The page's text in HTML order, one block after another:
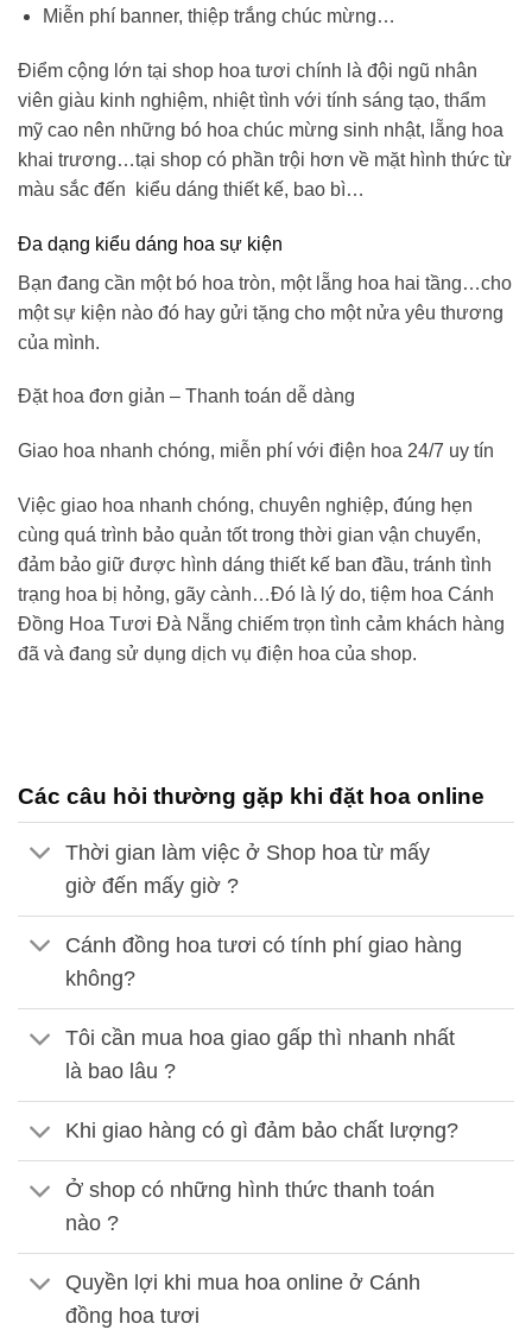
Miễn phí banner, thiệp trắng chúc mừng…
Điểm cộng lớn tại shop hoa tươi chính là đội ngũ nhân
viên giàu kinh nghiệm, nhiệt tình với tính sáng tạo, thẩm
mỹ cao nên những bó hoa chúc mừng sinh nhật, lẵng hoa
khai trương…tại shop có phần trội hơn về mặt hình thức từ
màu sắc đến kiểu dáng thiết kế, bao bì…
Đa dạng kiểu dáng hoa sự kiện
Bạn đang cần một bó hoa tròn, một lẵng hoa hai tầng…cho
một sự kiện nào đó hay gửi tặng cho một nửa yêu thương
của mình.
Đặt hoa đơn giản – Thanh toán dễ dàng
Giao hoa nhanh chóng, miễn phí với điện hoa 24/7 uy tín
Việc giao hoa nhanh chóng, chuyên nghiệp, đúng hẹn
cùng quá trình bảo quản tốt trong thời gian vận chuyển,
đảm bảo giữ được hình dáng thiết kế ban đầu, tránh tình
trạng hoa bị hỏng, gãy cành…Đó là lý do, tiệm hoa Cánh
Đồng Hoa Tươi Đà Nẵng chiếm trọn tình cảm khách hàng
đã và đang sử dụng dịch vụ điện hoa của shop.
Các câu hỏi thường gặp khi đặt hoa online
Thời gian làm việc ở Shop hoa từ mấy
giờ đến mấy giờ ?
Cánh đồng hoa tươi có tính phí giao hàng
không?
Tôi cần mua hoa giao gấp thì nhanh nhất
là bao lâu ?
Khi giao hàng có gì đảm bảo chất lượng?
Ở shop có những hình thức thanh toán
nào ?
Quyền lợi khi mua hoa online ở Cánh
đồng hoa tươi